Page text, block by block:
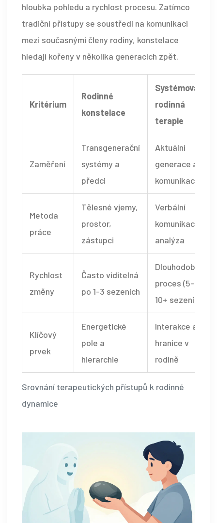
hloubka pohledu a rychlost procesu. Zatímco
tradiční přístupy se soustředí na komunikaci
mezi současnými členy rodiny, konstelace
hledají kořeny v několika generacích zpět.
Srovnání terapeutických přístupů k rodinné
dynamice
Kritérium
Rodinné
konstelace
Systémová
rodinná
terapie
Zaměření
Transgenerační
systémy a
předci
Aktuální
generace a
komunikace
Metoda
práce
Tělesné vjemy,
prostor,
zástupci
Verbální
komunikace,
analýza
Rychlost
změny
Často viditelná
po 1-3 sezeních
Dlouhodobý
proces (5-
10+ sezení)
Klíčový
prvek
Energetické
pole a
hierarchie
Interakce a
hranice v
rodině